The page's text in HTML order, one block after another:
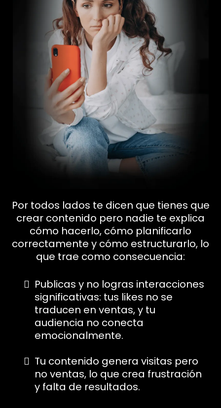
Por todos lados te dicen que tienes que
crear contenido pero nadie te explica
cómo hacerlo, cómo planificarlo
correctamente y cómo estructurarlo, lo
que trae como consecuencia:
Publicas y no logras interacciones
significativas: tus likes no se
traducen en ventas, y tu
audiencia no conecta
emocionalmente.
Tu contenido genera visitas pero
no ventas, lo que crea frustración
y falta de resultados.